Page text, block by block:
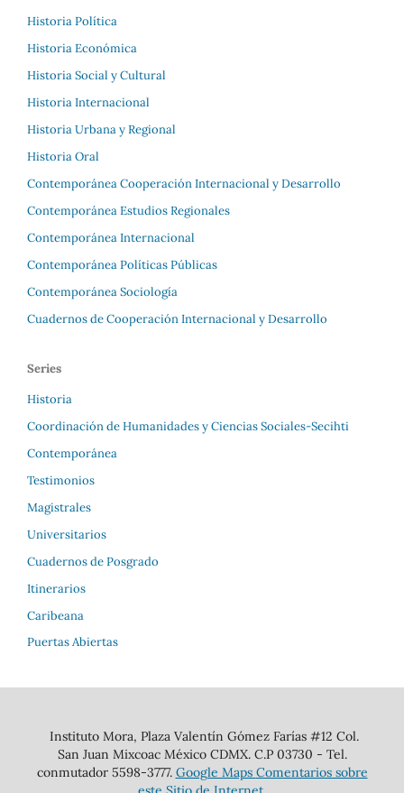
Historia Política
Historia Económica
Historia Social y Cultural
Historia Internacional
Historia Urbana y Regional
Historia Oral
Contemporánea Cooperación Internacional y Desarrollo
Contemporánea Estudios Regionales
Contemporánea Internacional
Contemporánea Políticas Públicas
Contemporánea Sociología
Cuadernos de Cooperación Internacional y Desarrollo
Series
Historia
Coordinación de Humanidades y Ciencias Sociales-Secihti
Contemporánea
Testimonios
Magistrales
Universitarios
Cuadernos de Posgrado
Itinerarios
Caribeana
Puertas Abiertas
Instituto Mora, Plaza Valentín Gómez Farías #12 Col.
San Juan Mixcoac México CDMX. C.P 03730 - Tel.
conmutador 5598-3777. Google Maps Comentarios sobre